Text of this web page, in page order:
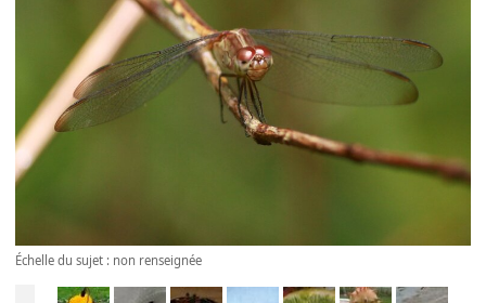
Échelle du sujet : non renseignée